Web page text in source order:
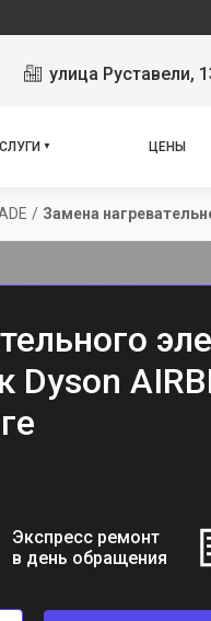
улица Руставели,
ЦЕНЫ
/ Замена
Dyson
Экспресс ремонт
в день обращения